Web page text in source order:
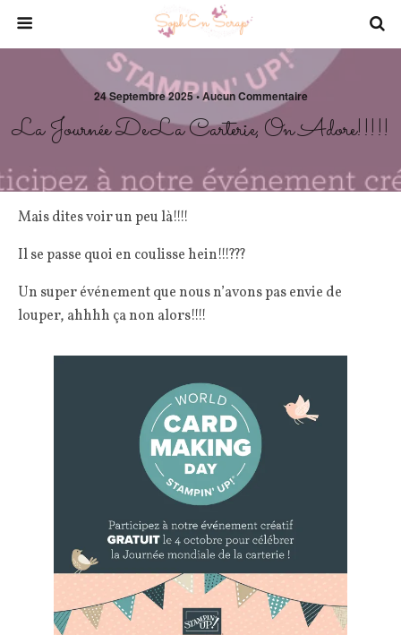
24 Septembre 2025 • Aucun Commentaire
La Journée De La Carterie, On Adore!!!!!
Mais dites voir un peu là!!!!
Il se passe quoi en coulisse hein!!!???
Un super événement que nous n’avons pas envie de
louper, ahhhh ça non alors!!!!